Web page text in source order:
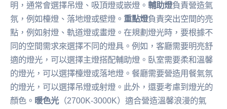
明，通常會選擇吊燈、吸頂燈或嵌燈。 輔助燈負責營造氣
氛，例如檯燈、落地燈或壁燈。 重點燈負責突出空間的亮
點，例如射燈、軌道燈或畫燈。在規劃燈光時，要根據不
同的空間需求來選擇不同的燈具。例如，客廳需要明亮舒
適的燈光，可以選擇主燈搭配輔助燈。臥室需要柔和溫馨
的燈光，可以選擇檯燈或落地燈。餐廳需要營造用餐氣氛
的燈光，可以選擇吊燈或射燈。此外，還要考慮到燈光的
顏色。 暖色光（2700K-3000K）適合營造溫馨浪漫的氣